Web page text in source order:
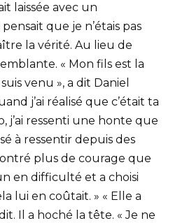
laissée avec un
que je n’étais pas
la vérité. Au lieu de
« Mon fils est la
venu », a dit Daniel
j’ai réalisé que c’était ta
j’ai ressenti une honte que
à ressentir depuis des
plus de courage que
en difficulté et a choisi
lui en coûtait. » « Elle a
Il a hoché la tête. « Je ne